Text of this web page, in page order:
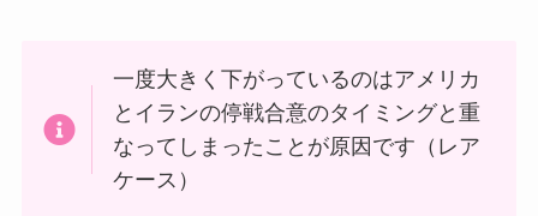
一度大きく下がっているのはアメリカ
とイランの停戦合意のタイミングと重
なってしまったことが原因です（レア
ケース）